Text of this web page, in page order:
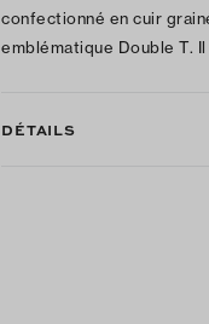
confectionné en cuir
emblématique Double T.
DÉTAILS